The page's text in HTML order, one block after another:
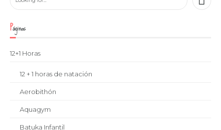
Páginas
12+1 Horas
12 + 1 horas de natación
Aerobithón
Aquagym
Batuka Infantil